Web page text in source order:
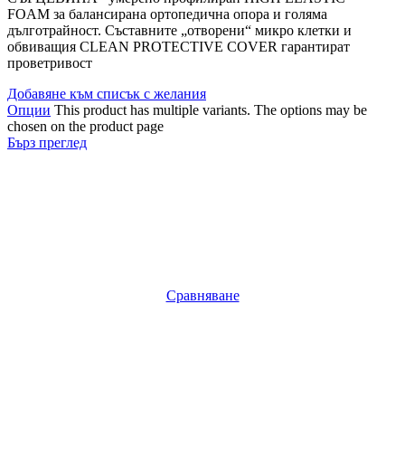
FOAM за балансирана ортопедична опора и голяма
дълготрайност. Съставните „отворени“ микро клетки и
обвиващия CLEAN PROTECTIVE COVER гарантират
проветривост
Добавяне към списък с желания
Опции This product has multiple variants. The options may be
chosen on the product page
Бърз преглед
Сравняване